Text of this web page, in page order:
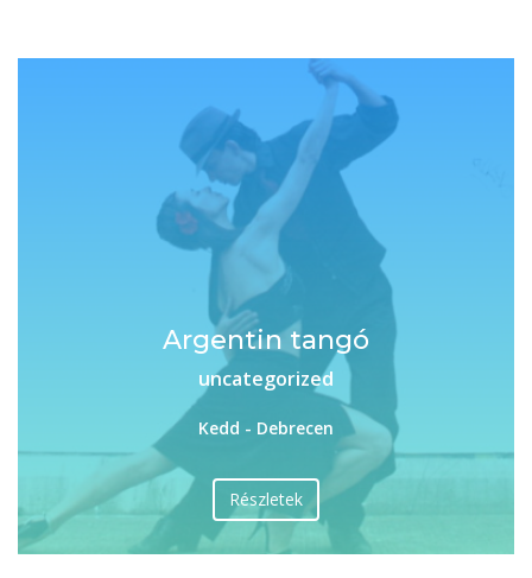
Argentin tangó
uncategorized
Kedd - Debrecen
Részletek